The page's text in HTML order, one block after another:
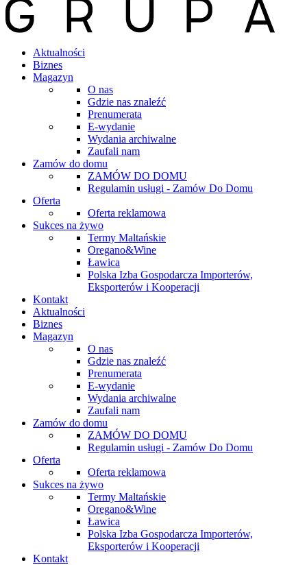
Aktualności
Biznes
Magazyn
O nas
Gdzie nas znaleźć
Prenumerata
E-wydanie
Wydania archiwalne
Zaufali nam
Zamów do domu
ZAMÓW DO DOMU
Regulamin usługi - Zamów Do Domu
Oferta
Oferta reklamowa
Sukces na żywo
Termy Maltańskie
Oregano&Wine
Ławica
Polska Izba Gospodarcza Importerów,
Eksporterów i Kooperacji
Kontakt
Aktualności
Biznes
Magazyn
O nas
Gdzie nas znaleźć
Prenumerata
E-wydanie
Wydania archiwalne
Zaufali nam
Zamów do domu
ZAMÓW DO DOMU
Regulamin usługi - Zamów Do Domu
Oferta
Oferta reklamowa
Sukces na żywo
Termy Maltańskie
Oregano&Wine
Ławica
Polska Izba Gospodarcza Importerów,
Eksporterów i Kooperacji
Kontakt